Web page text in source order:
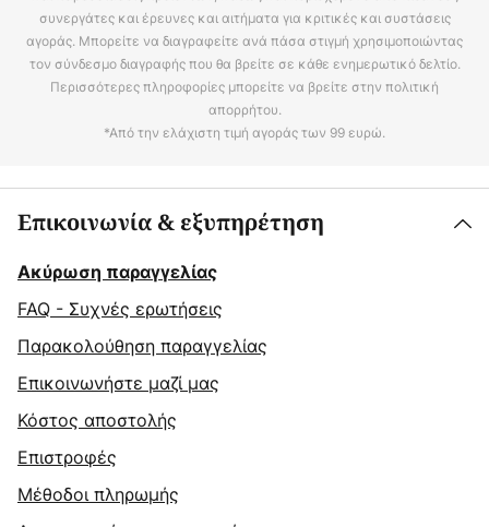
συνεργάτες και έρευνες και αιτήματα για κριτικές και συστάσεις
αγοράς. Μπορείτε να διαγραφείτε ανά πάσα στιγμή χρησιμοποιώντας
τον σύνδεσμο διαγραφής που θα βρείτε σε κάθε ενημερωτικό δελτίο.
Περισσότερες πληροφορίες μπορείτε να βρείτε στην πολιτική
απορρήτου.
*Από την ελάχιστη τιμή αγοράς των 99 ευρώ.
Επικοινωνία & εξυπηρέτηση
Ακύρωση παραγγελίας
FAQ - Συχνές ερωτήσεις
Παρακολούθηση παραγγελίας
Επικοινωνήστε μαζί μας
Κόστος αποστολής
Επιστροφές
Μέθοδοι πληρωμής